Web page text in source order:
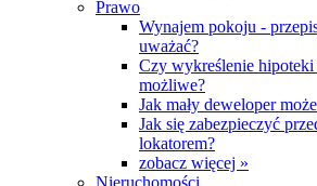
Prawo
Wynajem pokoju -
uważać?
Czy wykreślenie
możliwe?
Jak mały deweloper
Jak się zabezpieczyć
lokatorem?
zobacz więcej »
Nieruchomości